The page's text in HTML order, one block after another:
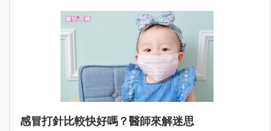
感冒打針比較快好嗎？醫師來解迷思